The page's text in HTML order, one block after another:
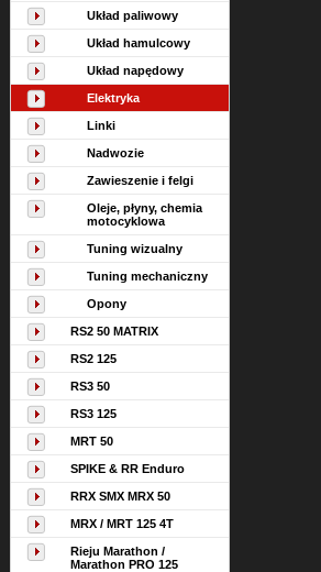
Układ paliwowy
Układ hamulcowy
Układ napędowy
Elektryka
Linki
Nadwozie
Zawieszenie i felgi
Oleje, płyny, chemia
motocyklowa
Tuning wizualny
Tuning mechaniczny
Opony
RS2 50 MATRIX
RS2 125
RS3 50
RS3 125
MRT 50
SPIKE & RR Enduro
RRX SMX MRX 50
MRX / MRT 125 4T
Rieju Marathon /
Marathon PRO 125